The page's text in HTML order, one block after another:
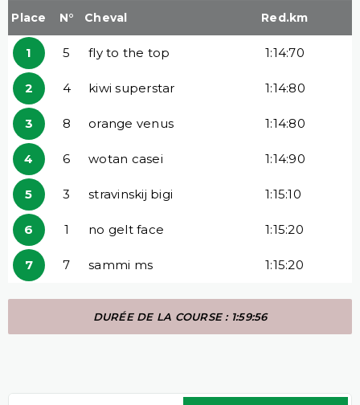
Place N° Cheval Red.km
1 5 fly to the top 1:14:70
2 4 kiwi superstar 1:14:80
3 8 orange venus 1:14:80
4 6 wotan casei 1:14:90
5 3 stravinskij bigi 1:15:10
6 1 no gelt face 1:15:20
7 7 sammi ms 1:15:20
DURÉE DE LA COURSE : 1:59:56